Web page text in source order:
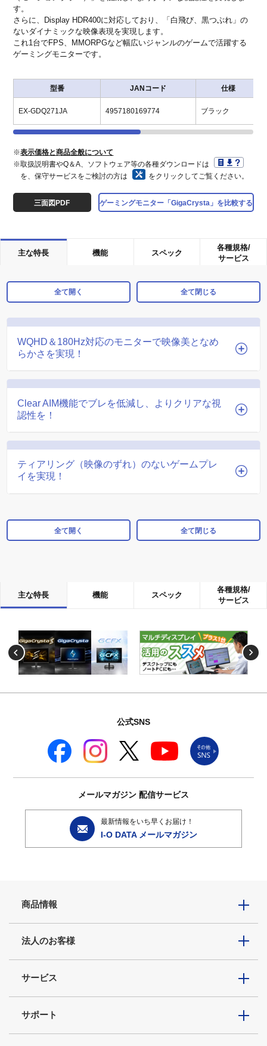
す。
さらに、Display HDR400に対応しており、「白飛び、黒つぶれ」の
ないダイナミックな映像表現を実現します。
これ1台でFPS、MMORPGなど幅広いジャンルのゲームで活躍する
ゲーミングモニターです。
型番 JANコード 仕様
EX-GDQ271JA 4957180169774 ブラック
※表示価格と商品全般について
※取扱説明書やQ＆A、ソフトウェア等の各種ダウンロードは
を、保守サービスをご検討の方は
をクリックしてご覧ください。
三面図PDF ゲーミングモニター「GigaCrysta」を比較する
主な特長 機能 スペック
各種規格/
サービス
全て開く 全て閉じる
WQHD＆180Hz対応のモニターで映像美となめ
らかさを実現！
Clear AIM機能でブレを低減し、よりクリアな視
認性を！
ティアリング（映像のずれ）のないゲームプレ
イを実現！
全て開く 全て閉じる
主な特長 機能 スペック
各種規格/
サービス
公式SNS
メールマガジン 配信サービス
最新情報をいち早くお届け！
I-O DATA メールマガジン
商品情報
法人のお客様
サービス
サポート